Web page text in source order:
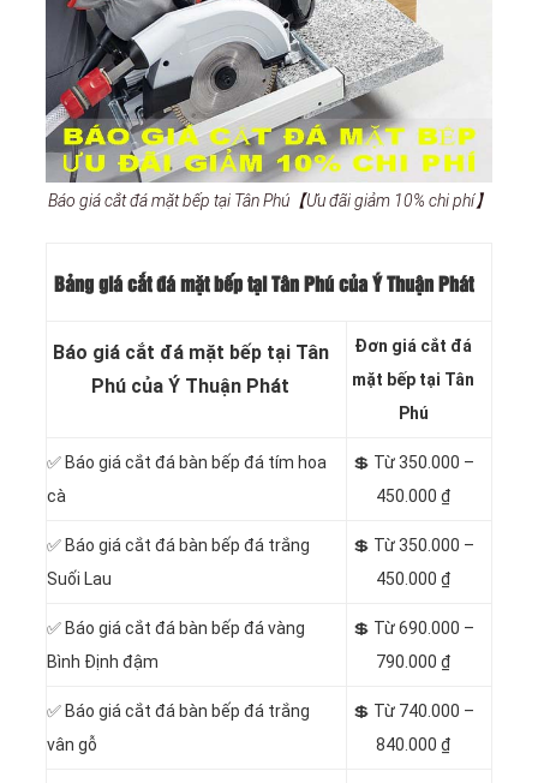
Báo giá cắt đá mặt bếp tại Tân Phú【Ưu đãi giảm 10% chi phí】
Bảng giá cắt đá mặt bếp tại Tân Phú của Ý Thuận Phát
Báo giá cắt đá mặt bếp tại Tân
Phú của Ý Thuận Phát
Đơn giá cắt đá
mặt bếp tại Tân
Phú
✅ Báo giá cắt đá bàn bếp đá tím hoa
cà
💲 Từ 350.000 –
450.000 ₫
✅ Báo giá cắt đá bàn bếp đá trắng
Suối Lau
💲 Từ 350.000 –
450.000 ₫
✅ Báo giá cắt đá bàn bếp đá vàng
Bình Định đậm
💲 Từ 690.000 –
790.000 ₫
✅ Báo giá cắt đá bàn bếp đá trắng
vân gỗ
💲 Từ 740.000 –
840.000 ₫